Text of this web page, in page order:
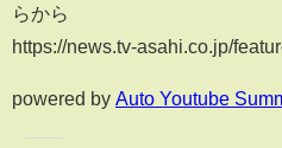
らから
https://news.tv-asahi.co.jp/
powered by Auto Youtube